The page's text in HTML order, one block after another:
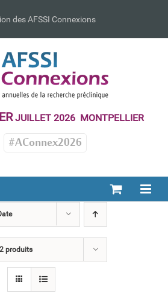
des AFSSI Connexions
JUILLET 2026 MONTPELLIER
#AConnex2026
produits